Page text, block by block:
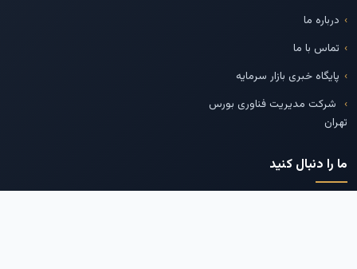
درباره ما
تماس با ما
پایگاه خبری بازار سرمایه
شرکت مدیریت فناوری بورس
تهران
ما را دنبال کنید